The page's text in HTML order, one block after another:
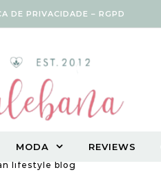
DE PRIVACIDADE – RGPD
lifestyle blog
MODA REVIEWS